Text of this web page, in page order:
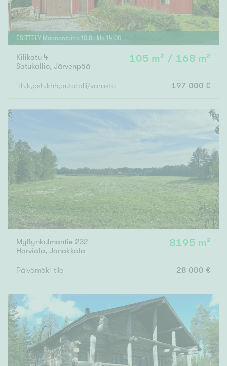
ESITTELY Maanantaina 10.8. klo 14:00
Kilikatu 4
Satukallio, Järvenpää
105 m² / 168 m²
4h,k,psh,khh,autotalli/varasto 197 000 €
Myllynkulmantie 232
Harviala, Janakkala
8195 m²
Päivämäki-tila 28 000 €